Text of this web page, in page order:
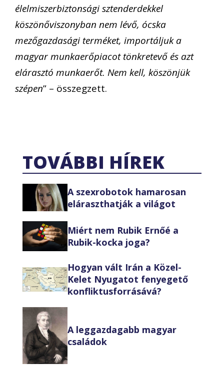
élelmiszerbiztonsági sztenderdekkel
köszönőviszonyban nem lévő, ócska
mezőgazdasági terméket, importáljuk a
magyar munkaerőpiacot tönkretevő és azt
elárasztó munkaerőt. Nem kell, köszönjük
szépen” – összegzett.
TOVÁBBI HÍREK
A szexrobotok hamarosan
eláraszthatják a világot
Miért nem Rubik Ernőé a
Rubik-kocka joga?
Hogyan vált Irán a Közel-
Kelet Nyugatot fenyegető
konfliktusforrásává?
A leggazdagabb magyar
családok